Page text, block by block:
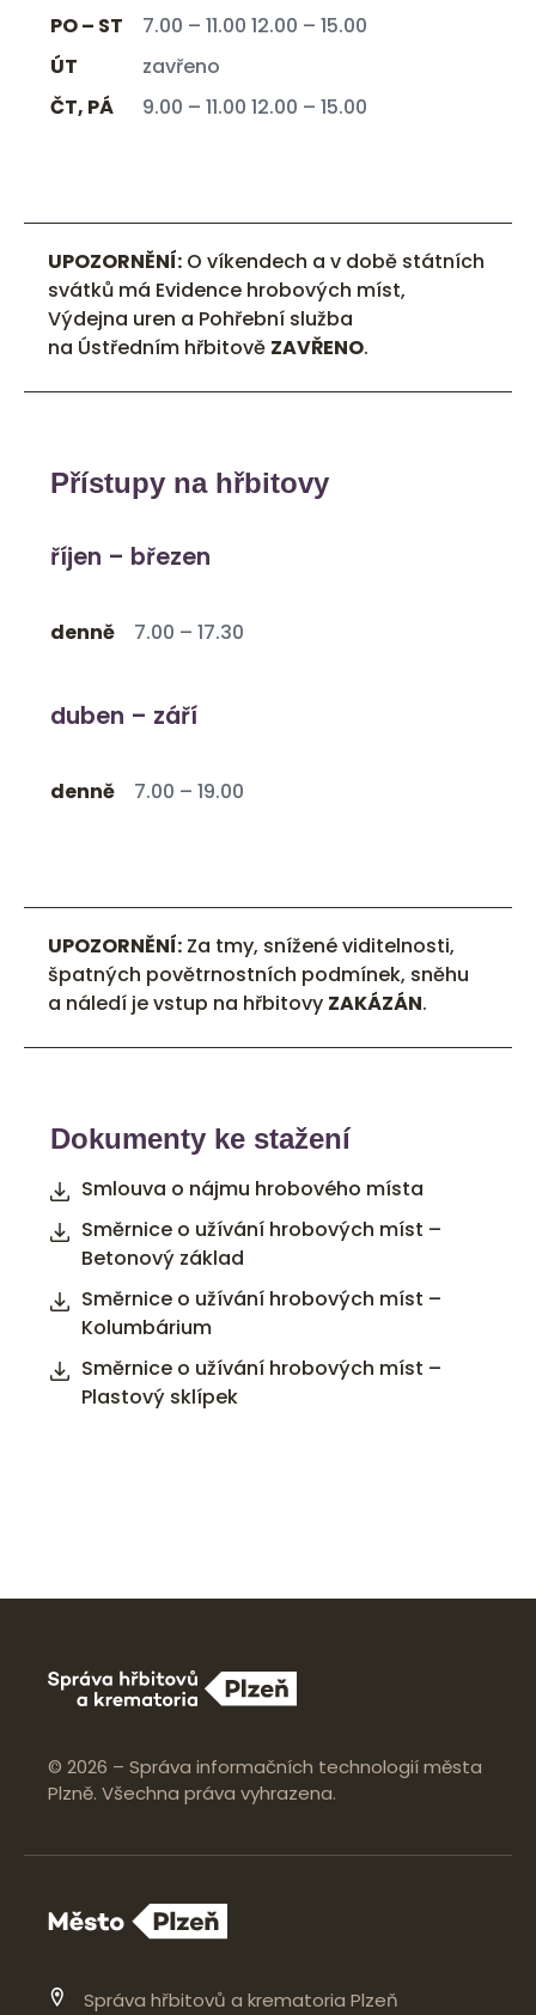
PO – ST
7.00 – 11.00 12.00 – 15.00
ÚT
zavřeno
ČT, PÁ
9.00 – 11.00 12.00 – 15.00
UPOZORNĚNÍ: O víkendech a v době státních
svátků má Evidence hrobových míst,
Výdejna uren a Pohřební služba
na Ústředním hřbitově ZAVŘENO.
Přístupy na hřbitovy
říjen – březen
denně 7.00 – 17.30
duben – září
denně 7.00 – 19.00
UPOZORNĚNÍ: Za tmy, snížené viditelnosti,
špatných povětrnostních podmínek, sněhu
a náledí je vstup na hřbitovy ZAKÁZÁN.
Dokumenty ke stažení
Smlouva o nájmu hrobového místa
Směrnice o užívání hrobových míst –
Betonový základ
Směrnice o užívání hrobových míst –
Kolumbárium
Směrnice o užívání hrobových míst –
Plastový sklípek
© 2026 – Správa informačních technologií města
Plzně. Všechna práva vyhrazena.
Správa hřbitovů a krematoria Plzeň